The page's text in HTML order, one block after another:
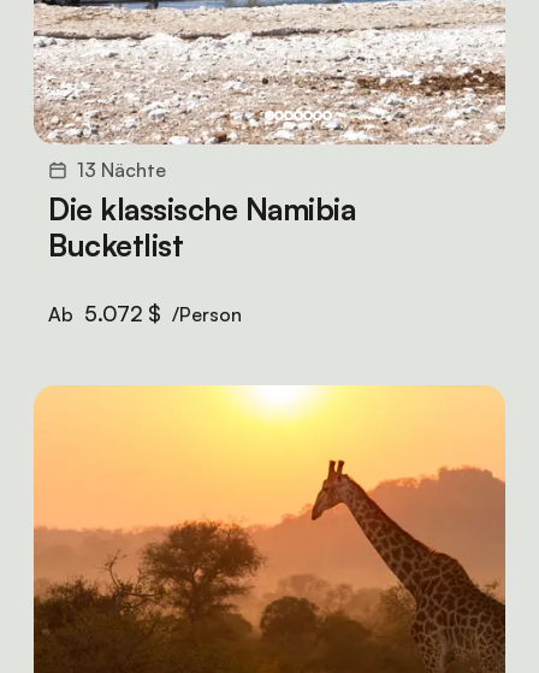
13 Nächte
Die klassische Namibia
Bucketlist
Ab 5.072 $ /Person